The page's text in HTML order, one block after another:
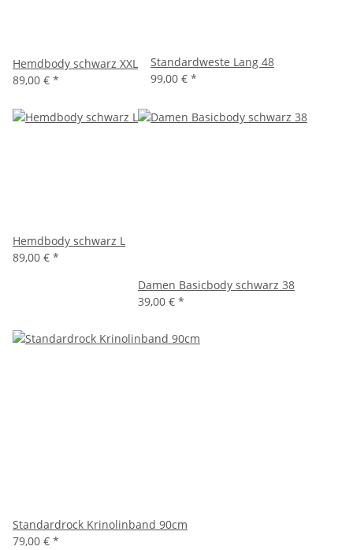
Hemdbody schwarz XXL
89,00 € *
Standardweste Lang 48
99,00 € *
Hemdbody schwarz L
89,00 € *
Damen Basicbody schwarz 38
39,00 € *
Standardrock Krinolinband 90cm
79,00 € *